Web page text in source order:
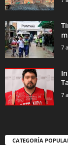
7
7
CATEGORÍA